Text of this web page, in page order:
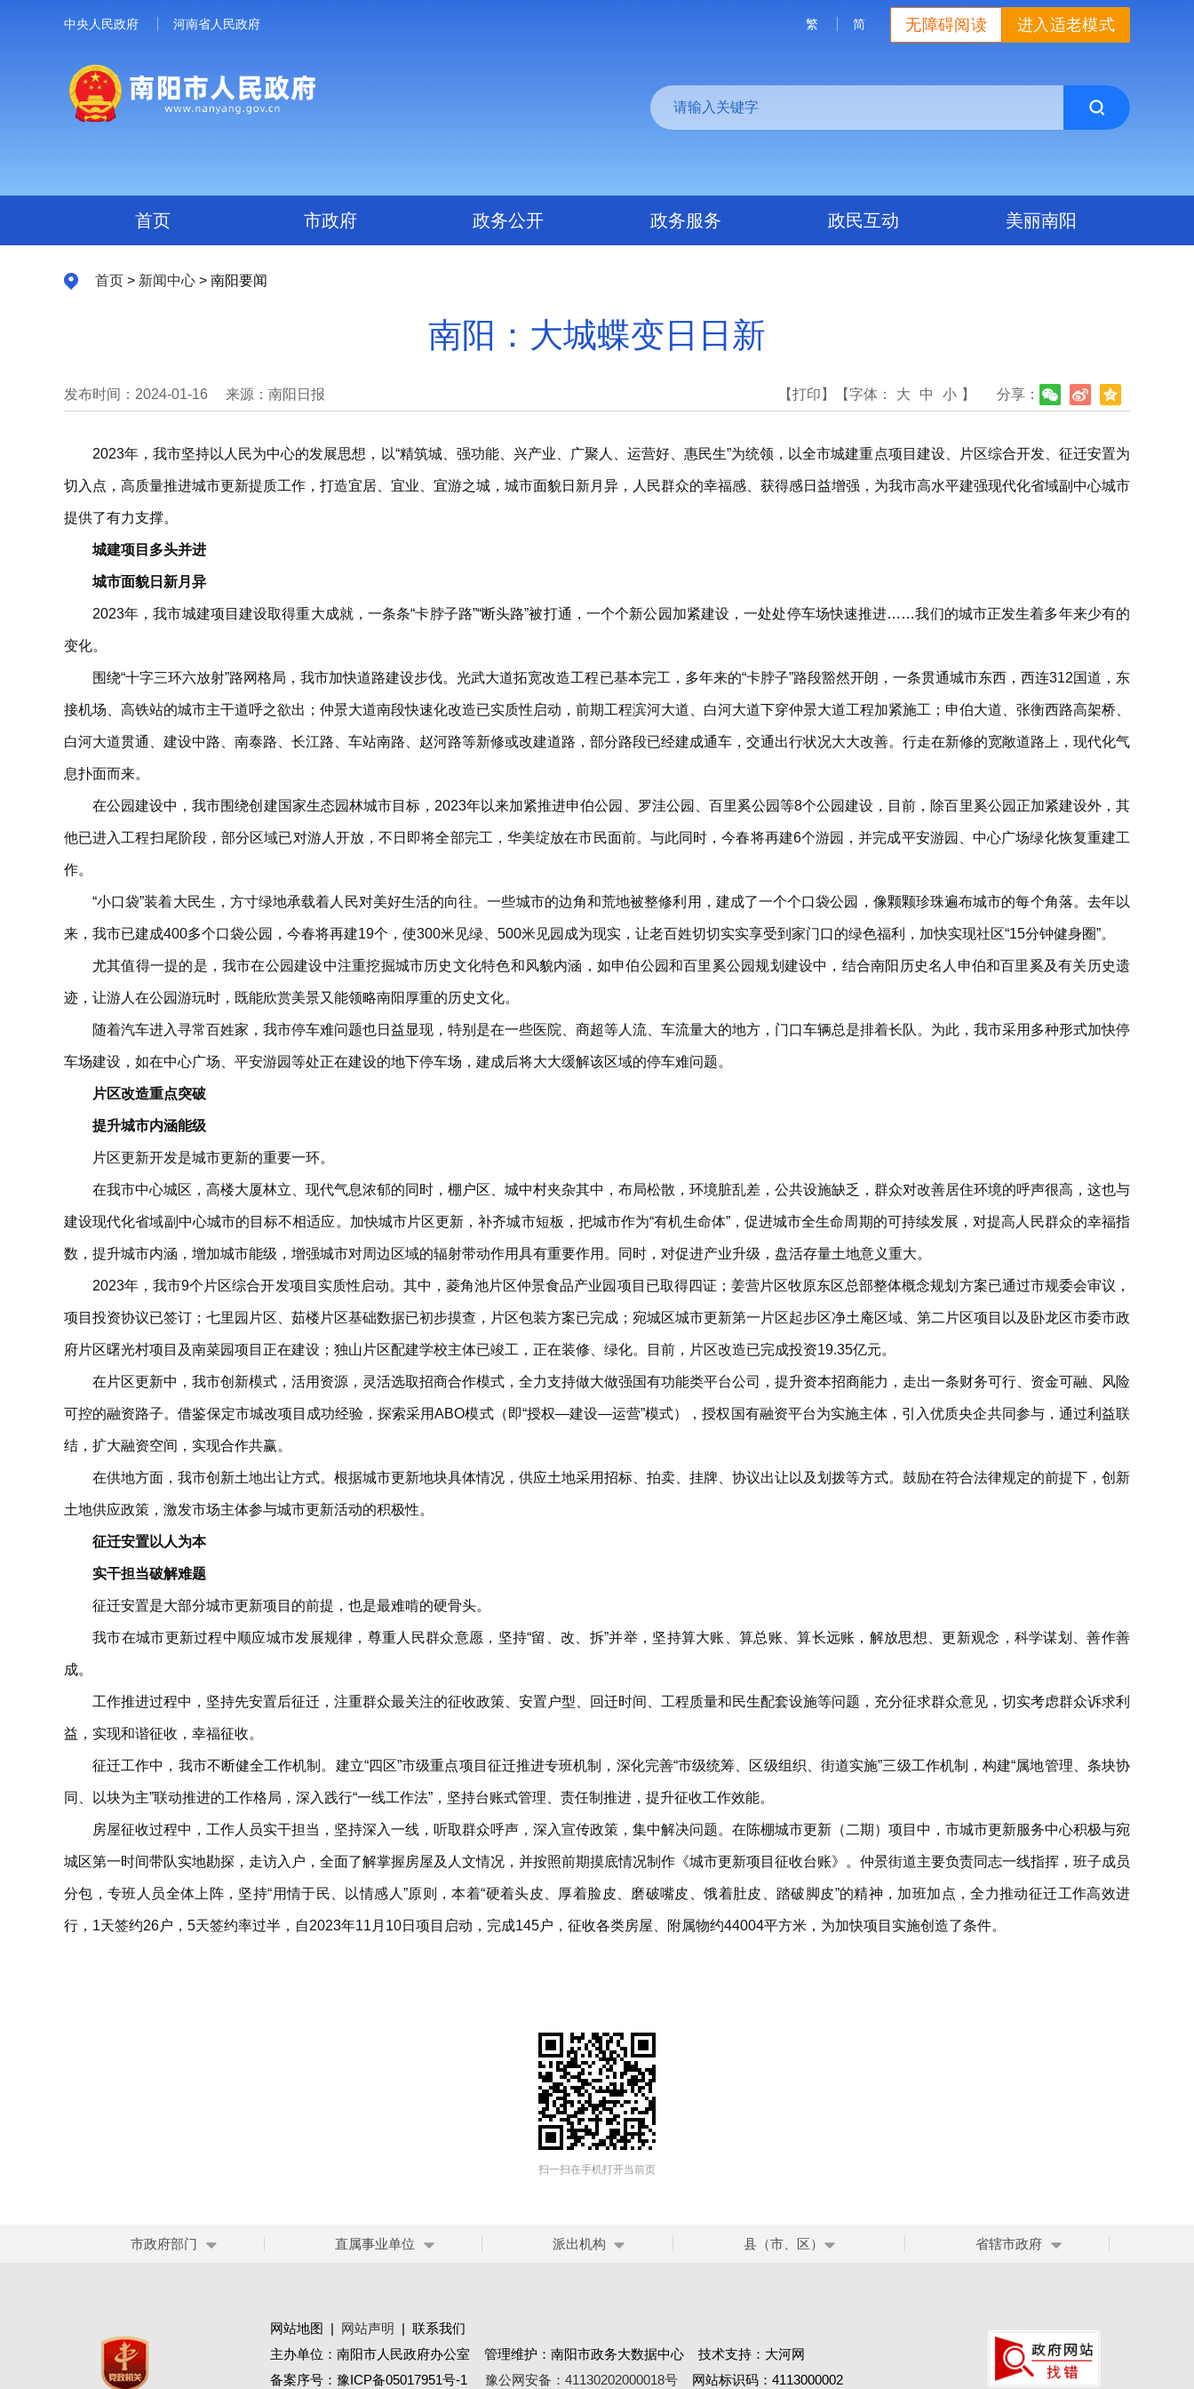
中央人民政府 河南省人民政府 进入适老模式
无障碍阅读
繁 简
首页 市政府 政务公开 政务服务 政民互动 美丽南阳
首页 > 新闻中心 > 南阳要闻
南阳：大城蝶变日日新
发布时间：2024-01-16 来源：南阳日报 分享：
【打印】 【字体： 大 中 小 】
2023年，我市坚持以人民为中心的发展思想，以“精筑城、强功能、兴产业、广聚人、运营好、惠民生”为统领，以全市城建重点项目建设、片区综合开发、征迁安置为
切入点，高质量推进城市更新提质工作，打造宜居、宜业、宜游之城，城市面貌日新月异，人民群众的幸福感、获得感日益增强，为我市高水平建强现代化省域副中心城市
提供了有力支撑。
城建项目多头并进
城市面貌日新月异
2023年，我市城建项目建设取得重大成就，一条条“卡脖子路”“断头路”被打通，一个个新公园加紧建设，一处处停车场快速推进……我们的城市正发生着多年来少有的
变化。
围绕“十字三环六放射”路网格局，我市加快道路建设步伐。光武大道拓宽改造工程已基本完工，多年来的“卡脖子”路段豁然开朗，一条贯通城市东西，西连312国道，东
接机场、高铁站的城市主干道呼之欲出；仲景大道南段快速化改造已实质性启动，前期工程滨河大道、白河大道下穿仲景大道工程加紧施工；申伯大道、张衡西路高架桥、
白河大道贯通、建设中路、南泰路、长江路、车站南路、赵河路等新修或改建道路，部分路段已经建成通车，交通出行状况大大改善。行走在新修的宽敞道路上，现代化气
息扑面而来。
在公园建设中，我市围绕创建国家生态园林城市目标，2023年以来加紧推进申伯公园、罗洼公园、百里奚公园等8个公园建设，目前，除百里奚公园正加紧建设外，其
他已进入工程扫尾阶段，部分区域已对游人开放，不日即将全部完工，华美绽放在市民面前。与此同时，今春将再建6个游园，并完成平安游园、中心广场绿化恢复重建工
作。
“小口袋”装着大民生，方寸绿地承载着人民对美好生活的向往。一些城市的边角和荒地被整修利用，建成了一个个口袋公园，像颗颗珍珠遍布城市的每个角落。去年以
来，我市已建成400多个口袋公园，今春将再建19个，使300米见绿、500米见园成为现实，让老百姓切切实实享受到家门口的绿色福利，加快实现社区“15分钟健身圈”。
尤其值得一提的是，我市在公园建设中注重挖掘城市历史文化特色和风貌内涵，如申伯公园和百里奚公园规划建设中，结合南阳历史名人申伯和百里奚及有关历史遗
迹，让游人在公园游玩时，既能欣赏美景又能领略南阳厚重的历史文化。
随着汽车进入寻常百姓家，我市停车难问题也日益显现，特别是在一些医院、商超等人流、车流量大的地方，门口车辆总是排着长队。为此，我市采用多种形式加快停
车场建设，如在中心广场、平安游园等处正在建设的地下停车场，建成后将大大缓解该区域的停车难问题。
片区改造重点突破
提升城市内涵能级
片区更新开发是城市更新的重要一环。
在我市中心城区，高楼大厦林立、现代气息浓郁的同时，棚户区、城中村夹杂其中，布局松散，环境脏乱差，公共设施缺乏，群众对改善居住环境的呼声很高，这也与
建设现代化省域副中心城市的目标不相适应。加快城市片区更新，补齐城市短板，把城市作为“有机生命体”，促进城市全生命周期的可持续发展，对提高人民群众的幸福指
数，提升城市内涵，增加城市能级，增强城市对周边区域的辐射带动作用具有重要作用。同时，对促进产业升级，盘活存量土地意义重大。
2023年，我市9个片区综合开发项目实质性启动。其中，菱角池片区仲景食品产业园项目已取得四证；姜营片区牧原东区总部整体概念规划方案已通过市规委会审议，
项目投资协议已签订；七里园片区、茹楼片区基础数据已初步摸查，片区包装方案已完成；宛城区城市更新第一片区起步区净土庵区域、第二片区项目以及卧龙区市委市政
府片区曙光村项目及南菜园项目正在建设；独山片区配建学校主体已竣工，正在装修、绿化。目前，片区改造已完成投资19.35亿元。
在片区更新中，我市创新模式，活用资源，灵活选取招商合作模式，全力支持做大做强国有功能类平台公司，提升资本招商能力，走出一条财务可行、资金可融、风险
可控的融资路子。借鉴保定市城改项目成功经验，探索采用ABO模式（即“授权—建设—运营”模式），授权国有融资平台为实施主体，引入优质央企共同参与，通过利益联
结，扩大融资空间，实现合作共赢。
在供地方面，我市创新土地出让方式。根据城市更新地块具体情况，供应土地采用招标、拍卖、挂牌、协议出让以及划拨等方式。鼓励在符合法律规定的前提下，创新
土地供应政策，激发市场主体参与城市更新活动的积极性。
征迁安置以人为本
实干担当破解难题
征迁安置是大部分城市更新项目的前提，也是最难啃的硬骨头。
我市在城市更新过程中顺应城市发展规律，尊重人民群众意愿，坚持“留、改、拆”并举，坚持算大账、算总账、算长远账，解放思想、更新观念，科学谋划、善作善
成。
工作推进过程中，坚持先安置后征迁，注重群众最关注的征收政策、安置户型、回迁时间、工程质量和民生配套设施等问题，充分征求群众意见，切实考虑群众诉求利
益，实现和谐征收，幸福征收。
征迁工作中，我市不断健全工作机制。建立“四区”市级重点项目征迁推进专班机制，深化完善“市级统筹、区级组织、街道实施”三级工作机制，构建“属地管理、条块协
同、以块为主”联动推进的工作格局，深入践行“一线工作法”，坚持台账式管理、责任制推进，提升征收工作效能。
房屋征收过程中，工作人员实干担当，坚持深入一线，听取群众呼声，深入宣传政策，集中解决问题。在陈棚城市更新（二期）项目中，市城市更新服务中心积极与宛
城区第一时间带队实地勘探，走访入户，全面了解掌握房屋及人文情况，并按照前期摸底情况制作《城市更新项目征收台账》。仲景街道主要负责同志一线指挥，班子成员
分包，专班人员全体上阵，坚持“用情于民、以情感人”原则，本着“硬着头皮、厚着脸皮、磨破嘴皮、饿着肚皮、踏破脚皮”的精神，加班加点，全力推动征迁工作高效进
行，1天签约26户，5天签约率过半，自2023年11月10日项目启动，完成145户，征收各类房屋、附属物约44004平方米，为加快项目实施创造了条件。
扫一扫在手机打开当前页
市政府部门 直属事业单位 派出机构 县（市、区） 省辖市政府
网站地图 | 网站声明 | 联系我们
主办单位：南阳市人民政府办公室 管理维护：南阳市政务大数据中心 技术支持：大河网
备案序号： 豫ICP备05017951号-1 豫公网安备：41130202000018号 网站标识码：4113000002